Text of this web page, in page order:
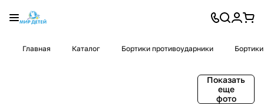
Главная Каталог Бортики противоударники
Показать
еще
фото